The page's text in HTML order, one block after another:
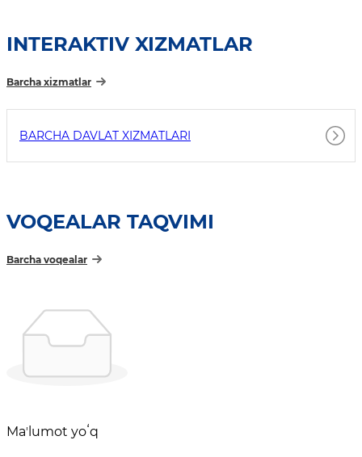
INTERAKTIV XIZMATLAR
Barcha xizmatlar
BARCHA DAVLAT XIZMATLARI
VOQEALAR TAQVIMI
Barcha voqealar
Maʼlumot yoʻq